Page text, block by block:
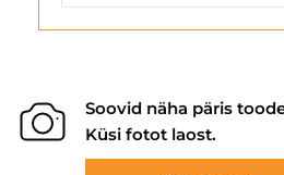
Soovid näha päris
Küsi fotot laost.